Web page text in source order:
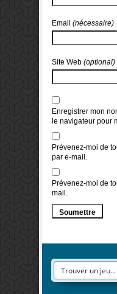
Email (nécessaire)
Site Web (optional)
Enregistrer mon
le navigateur pour
Prévenez-moi de
par e-mail.
Prévenez-moi de
mail.